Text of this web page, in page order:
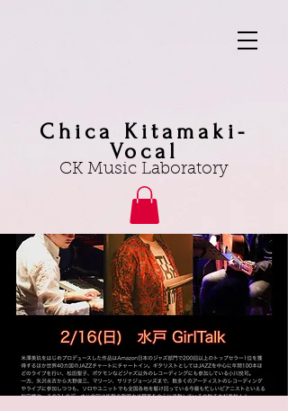
Chica Kitamaki-
Vocal
CK Music Laboratory